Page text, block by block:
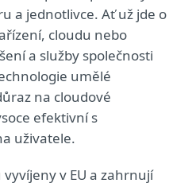
a jednotlivce. Ať už jde o
cloudu nebo
a služby společnosti
umělé
na cloudové
efektivní s
uživatele.
vyvíjeny v EU a zahrnují